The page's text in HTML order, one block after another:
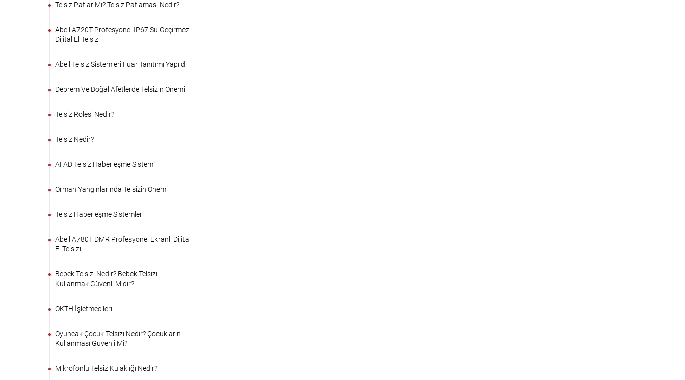
Telsiz Patlar Mı? Telsiz Patlaması Nedir?
Abell A720T Profesyonel IP67 Su Geçirmez
Dijital El Telsizi
Abell Telsiz Sistemleri Fuar Tanıtımı Yapıldı
Deprem Ve Doğal Afetlerde Telsizin Önemi
Telsiz Rölesi Nedir?
Telsiz Nedir?
AFAD Telsiz Haberleşme Sistemi
Orman Yangınlarında Telsizin Önemi
Telsiz Haberleşme Sistemleri
Abell A780T DMR Profesyonel Ekranlı Dijital
El Telsizi
Bebek Telsizi Nedir? Bebek Telsizi
Kullanmak Güvenli Midir?
OKTH İşletmecileri
Oyuncak Çocuk Telsizi Nedir? Çocukların
Kullanması Güvenli Mi?
Mikrofonlu Telsiz Kulaklığı Nedir?